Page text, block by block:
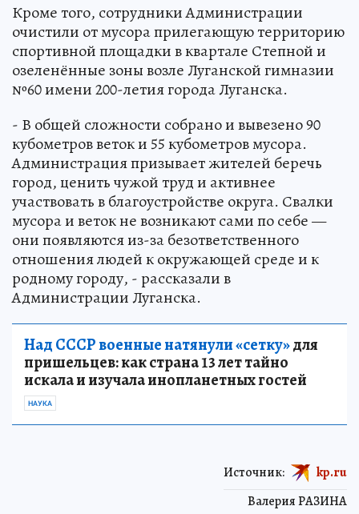
Кроме того, сотрудники Администрации
очистили от мусора прилегающую территорию
спортивной площадки в квартале Степной и
озеленённые зоны возле Луганской гимназии
№60 имени 200-летия города Луганска.
- В общей сложности собрано и вывезено 90
кубометров веток и 55 кубометров мусора.
Администрация призывает жителей беречь
город, ценить чужой труд и активнее
участвовать в благоустройстве округа. Свалки
мусора и веток не возникают сами по себе —
они появляются из-за безответственного
отношения людей к окружающей среде и к
родному городу, - рассказали в
Администрации Луганска.
Над СССР военные натянули «сетку»для
пришельцев: как страна 13 лет тайно
искала и изучала инопланетных гостей
НАУКА
Валерия РАЗИНА
Источник: kp.ru